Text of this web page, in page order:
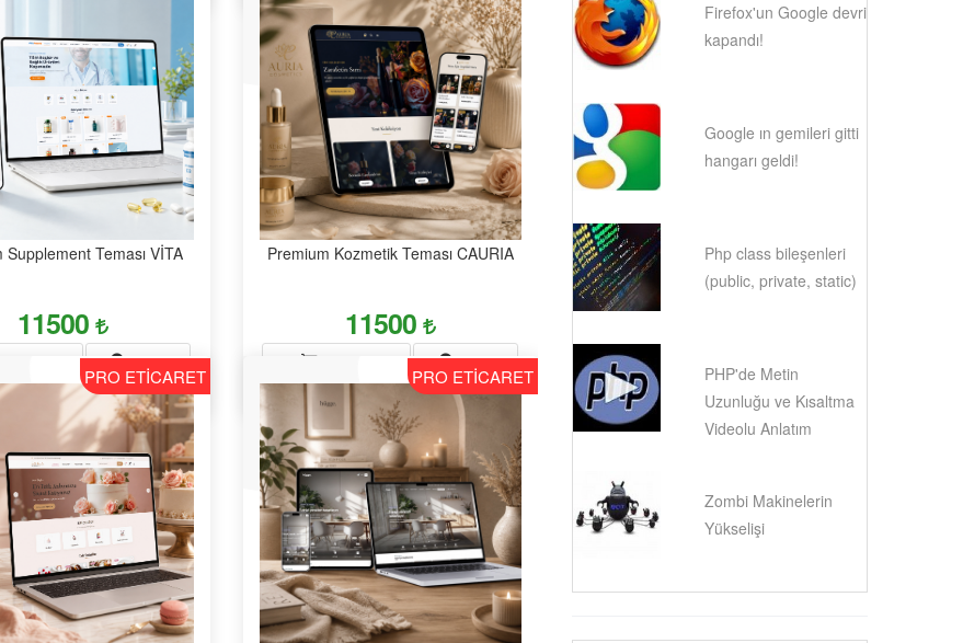
Supplement Teması VİTA
11500
DEMO
Premium Kozmetik Teması CAURIA
11500
DEMO
PRO ETİCARET PRO ETİCARET
Firefox'un Google devri
kapandı!
Google ın gemileri gitti
hangarı geldi!
Php class bileşenleri
(public, private, static)
PHP'de Metin
Uzunluğu ve Kısaltma
Videolu Anlatım
Zombi Makinelerin
Yükselişi